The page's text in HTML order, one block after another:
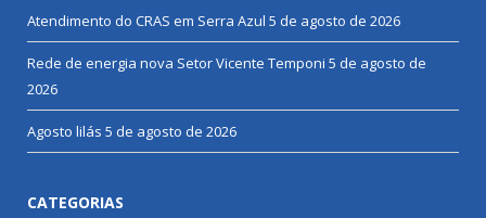
Atendimento do CRAS em Serra Azul 5 de agosto de 2026
Rede de energia nova Setor Vicente Temponi 5 de agosto de
2026
Agosto lilás 5 de agosto de 2026
CATEGORIAS